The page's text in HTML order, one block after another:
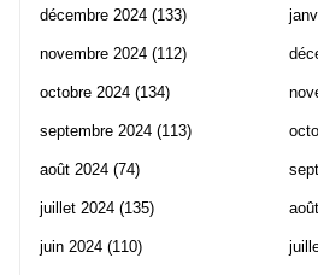
décembre 2024 (133)
novembre 2024 (112)
octobre 2024 (134)
septembre 2024 (113)
août 2024 (74)
juillet 2024 (135)
juin 2024 (110)